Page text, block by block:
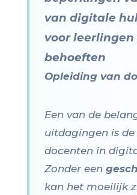
van digitale
voor
behoeften
Opleiding van
Een van de
uitdagingen is de
docenten in
Zonder een
kan het moeilijk